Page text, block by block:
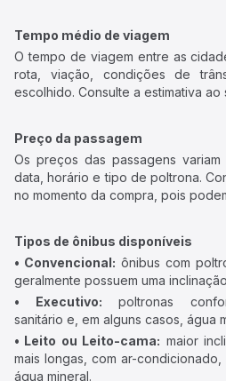
Tempo médio de viagem
O tempo de viagem entre as
rota, viação, condições de
escolhido. Consulte a estimativa ao
Preço da passagem
Os preços das passagens
data, horário e tipo de poltrona.
no momento da compra, pois
Tipos de ônibus disponíveis
• Convencional: ônibus com
geralmente possuem uma
• Executivo: poltronas
sanitário e, em alguns casos, água
• Leito ou Leito-cama: maior
mais longas, com ar-condicionado,
água mineral.